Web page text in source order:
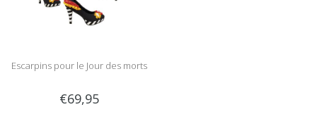
Escarpins pour le Jour des morts
€69,95